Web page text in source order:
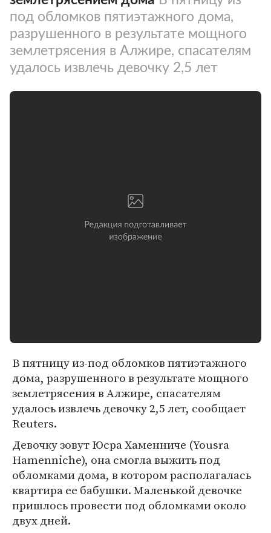
под обломков пятиэтажного дома,
разрушенного в результате мощного
землетрясения в Алжире, спасателям
удалось извлечь девочку 2,5 лет
В пятницу из-под обломков пятиэтажного
дома, разрушенного в результате мощного
землетрясения в Алжире, спасателям
удалось извлечь девочку 2,5 лет, сообщает
Reuters.
Девочку зовут Юсра Хаменниче (Yousra
Hamenniche), она смогла выжить под
обломками дома, в котором располагалась
квартира ее бабушки. Маленькой девочке
пришлось провести под обломками около
двух дней.